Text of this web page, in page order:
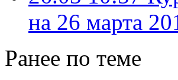
на 26 марта
Ранее по теме